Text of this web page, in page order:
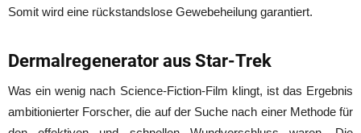
Somit wird eine rückstandslose Gewebeheilung garantiert.
Dermalregenerator aus Star-Trek
Was ein wenig nach Science-Fiction-Film klingt, ist das Ergebnis
ambitionierter Forscher, die auf der Suche nach einer Methode für